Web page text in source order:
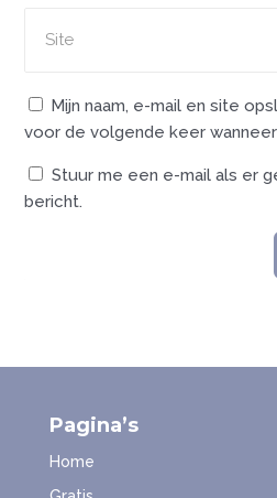
Mijn naam, e-mail en site
voor de volgende keer
Stuur me een e-mail als er
bericht.
Pagina’s
Home